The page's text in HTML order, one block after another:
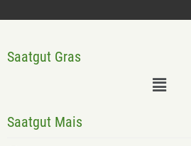
Saatgut Gras
Saatgut Mais